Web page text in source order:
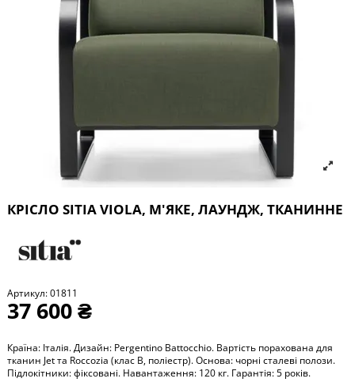
КРІСЛО SITIA VIOLA, М'ЯКЕ, ЛАУНДЖ, ТКАНИННЕ
Артикул:01811
37 600 ₴
Країна: Італія. Дизайн: Pergentino Battocchio. Вартість порахована для
тканин Jet та Roccozia (клас В, поліестр). Основа: чорні сталеві полози.
Підлокітники: фіксовані. Навантаження: 120 кг. Гарантія: 5 років.